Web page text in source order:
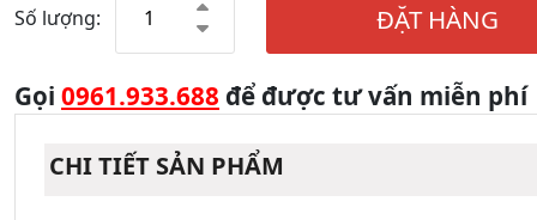
Số lượng: ĐẶT HÀNG
Gọi 0961.933.688 để được tư vấn miễn phí
CHI TIẾT SẢN PHẨM